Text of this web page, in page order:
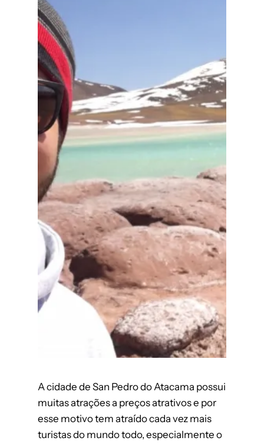
A cidade de San Pedro do Atacama possui
muitas atrações a preços atrativos e por
esse motivo tem atraído cada vez mais
turistas do mundo todo, especialmente o